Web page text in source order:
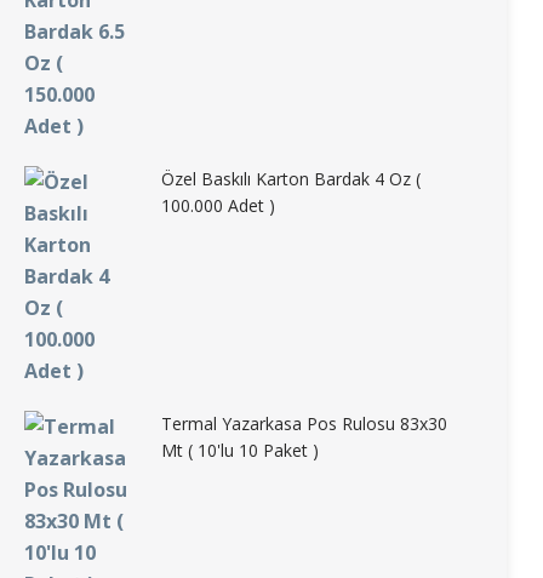
Özel Baskılı Karton Bardak 4 Oz (
100.000 Adet )
Termal Yazarkasa Pos Rulosu 83x30
Mt ( 10'lu 10 Paket )